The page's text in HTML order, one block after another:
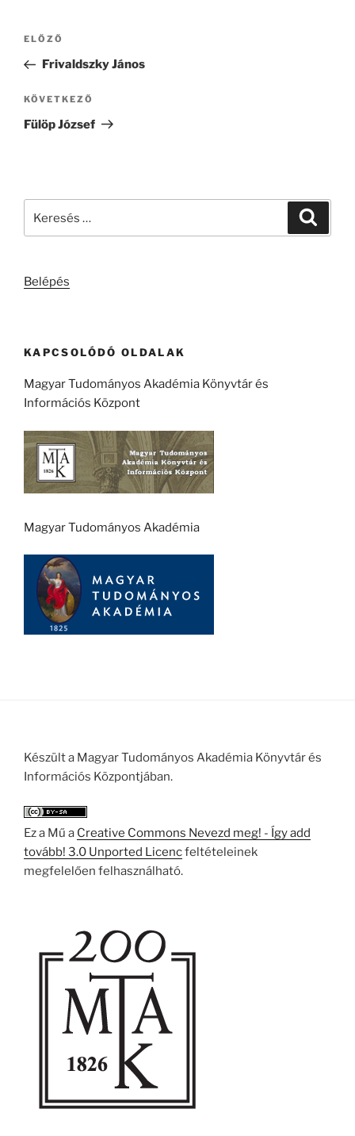
Bejegyzés
Korábbi
bejegyzés
ELŐZŐ
Frivaldszky János
Következő
bejegyzés
KÖVETKEZŐ
Fülöp József
Belépés
KAPCSOLÓDÓ OLDALAK
Magyar Tudományos Akadémia Könyvtár és
Információs Központ
Magyar Tudományos Akadémia
Készült a Magyar Tudományos Akadémia Könyvtár és
Információs Központjában.
Ez a Mű a Creative Commons Nevezd meg! - Így add
tovább! 3.0 Unported Licencfeltételeinek
megfelelően felhasználható.